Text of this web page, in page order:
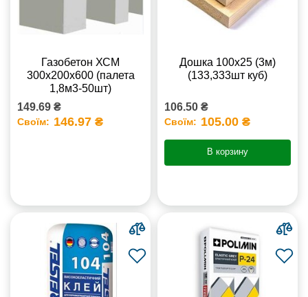
Газобетон ХСМ
300x200x600 (палета
1,8м3-50шт)
149.69 ₴
Своїм: 146.97 ₴
Дошка 100х25 (3м)
(133,333шт куб)
106.50 ₴
Своїм: 105.00 ₴
В корзину